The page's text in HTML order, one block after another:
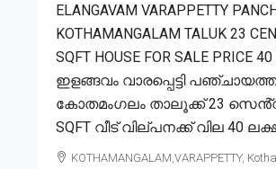
ELANGAVAM VARAPPETTY
KOTHAMANGALAM TALUK 23
SQFT HOUSE FOR SALE PRICE
ഇളങ്ങവം വാരപ്പെട്ടി
കോതമംഗലം താലൂക്ക് 23 സെൻ്റ്
SQFT വീട് വില്പനക്ക് വില 40
KOTHAMANGALAM,VARAPPETTY,